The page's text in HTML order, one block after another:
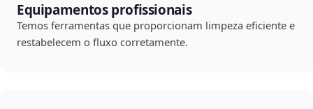
Equipamentos profissionais
Temos ferramentas que proporcionam limpeza eficiente e
restabelecem o fluxo corretamente.